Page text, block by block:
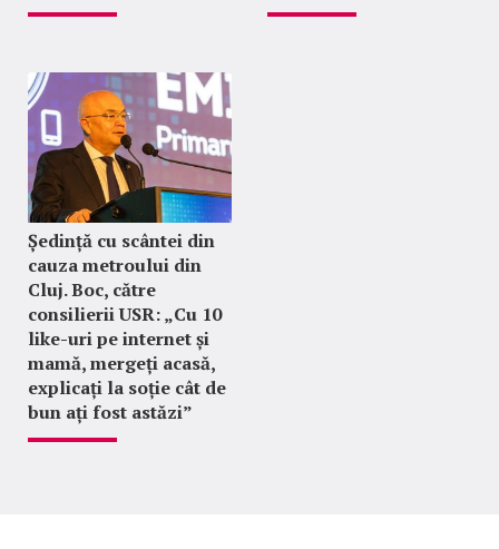
Ședință cu scântei din
cauza metroului din
Cluj. Boc, către
consilierii USR: „Cu 10
like-uri pe internet și
mamă, mergeți acasă,
explicați la soție cât de
bun ați fost astăzi”